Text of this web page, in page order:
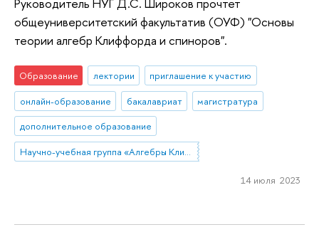
Руководитель НУГ Д.С. Широков прочтет
общеуниверситетский факультатив (ОУФ) "Основы
теории алгебр Клиффорда и спиноров".
Образование лектории
приглашение к участию
онлайн-образование
бакалавриат
магистратура
дополнительное образование
Научно-учебная группа «Алгебры Клиффорда и матричные методы: теория и приложения»
14 июля 2023